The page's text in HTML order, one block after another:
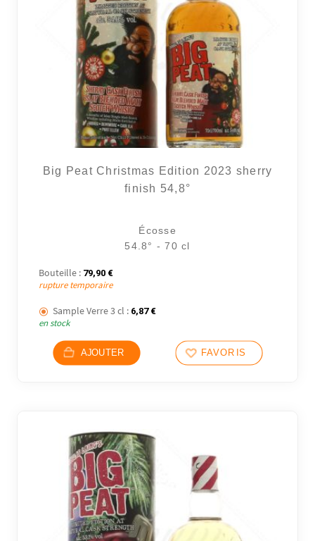
Big Peat Christmas Edition 2023 sherry
finish 54,8°
Écosse
54.8° - 70 cl
Bouteille : 79,90 €
rupture temporaire
Sample Verre 3 cl : 6,87 €
en stock
AJOUTER FAVORIS